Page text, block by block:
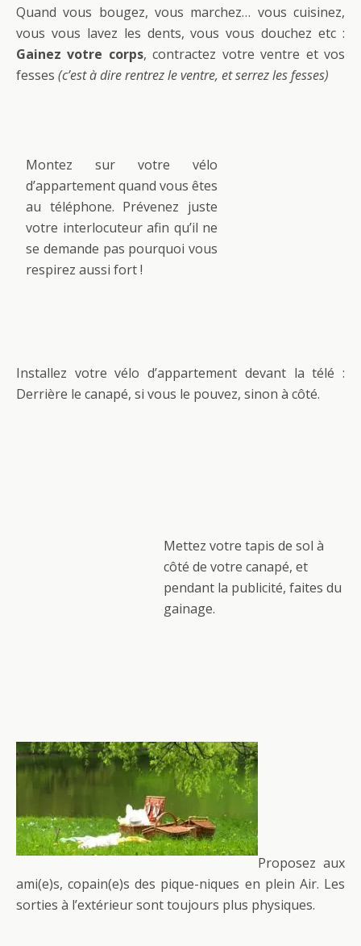
Quand vous bougez, vous marchez… vous cuisinez,
vous vous lavez les dents, vous vous douchez etc :
Gainez votre corps, contractez votre ventre et vos
fesses (c’est à dire rentrez le ventre, et serrez les fesses)
Montez sur votre vélo
d’appartement quand vous êtes
au téléphone. Prévenez juste
votre interlocuteur afin qu’il ne
se demande pas pourquoi vous
respirez aussi fort !
Installez votre vélo d’appartement devant la télé :
Derrière le canapé, si vous le pouvez, sinon à côté.
Mettez votre tapis de sol à
côté de votre canapé, et
pendant la publicité, faites du
gainage.
Proposez aux
ami(e)s, copain(e)s des pique-niques en plein Air. Les
sorties à l’extérieur sont toujours plus physiques.